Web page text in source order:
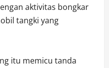
aktivitas bongkar
tangki yang
itu memicu tanda